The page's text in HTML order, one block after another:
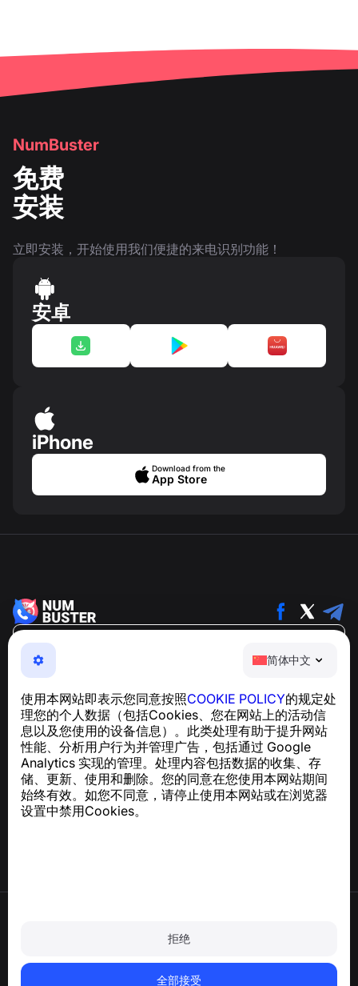
简体中文
使用本网站即表示您同意按照COOKIE POLICY的规定处
理您的个人数据（包括Cookies、您在网站上的活动信
息以及您使用的设备信息）。此类处理有助于提升网站
性能、分析用户行为并管理广告，包括通过 Google
Analytics 实现的管理。处理内容包括数据的收集、存
储、更新、使用和删除。您的同意在您使用本网站期间
始终有效。如您不同意，请停止使用本网站或在浏览器
设置中禁用Cookies。
拒绝
全部接受
NumBuster
免费
安装
立即安装，开始使用我们便捷的来电识别功能！
安卓
iPhone
Download from the
App Store
NumBuster © 2013—2026 ·
support@numbuster.com
和骚扰短信的侵害
关于 GDPR 合规的咨询：support@numbuster.com
帮助中心
新闻与文章
关于项目
联系方式
删除账户和个人数据